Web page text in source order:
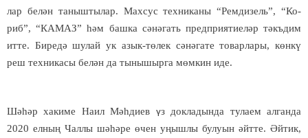
лар бе­лән та­ныш­ты­лар. Мах­сус тех­ни­ка­ны “Рем­ди­зель”, “Ко­
риб”, “КА­МАЗ”һәм баш­ка сә­нә­гать пред­при­я­ти­е­ләр тәкъ­дим
ит­те. Би­ре­дә шу­лай ук азык-тө­лек сә­нә­га­те то­вар­ла­ры, көн­кү­
реш тех­ни­ка­сы бе­лән да ты­ны­шыр­га мөм­кин иде.
Шә­һәр ха­ки­ме На­ил Мәһ­ди­ев үз док­ла­дын­да ту­ла­ем ал­ган­да
2020 ел­ның Чал­лы шә­һә­ре өчен уңыш­лы бу­лу­ын әйт­те. Әй­тик,